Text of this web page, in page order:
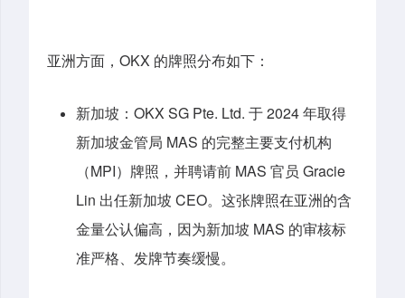
亚洲方面，OKX 的牌照分布如下：
新加坡：OKX SG Pte. Ltd. 于 2024 年取得
新加坡金管局 MAS 的完整主要支付机构
（MPI）牌照，并聘请前 MAS 官员 Gracie
Lin 出任新加坡 CEO。这张牌照在亚洲的含
金量公认偏高，因为新加坡 MAS 的审核标
准严格、发牌节奏缓慢。